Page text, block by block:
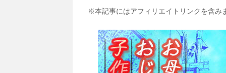
※本記事にはアフィリエイトリンクを含み